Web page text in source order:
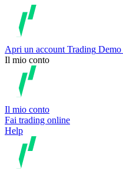
Apri un account Trading Demo
Il mio conto
Il mio conto
Fai trading online
Help